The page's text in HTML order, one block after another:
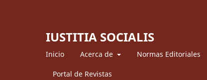
IUSTITIA SOCIALIS
Inicio Acerca de Normas Editoriales
Portal de Revistas